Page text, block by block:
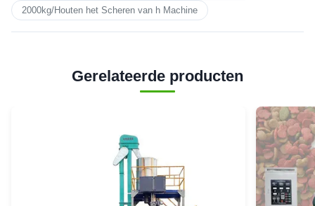
2000kg/Houten het Scheren van h Machine
Gerelateerde producten